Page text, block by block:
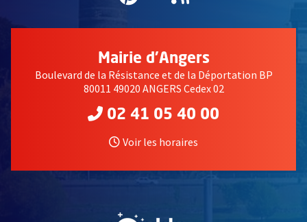
Mairie d'Angers
Boulevard de la Résistance et de la Déportation BP
80011 49020 ANGERS Cedex 02
02 41 05 40 00
Voir les horaires